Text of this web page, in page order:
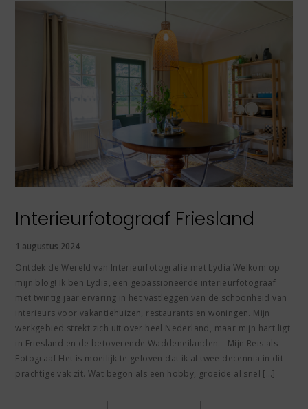
Interieurfotograaf Friesland
1 augustus 2024
Ontdek de Wereld van Interieurfotografie met Lydia Welkom op
mijn blog! Ik ben Lydia, een gepassioneerde interieurfotograaf
met twintig jaar ervaring in het vastleggen van de schoonheid van
interieurs voor vakantiehuizen, restaurants en woningen. Mijn
werkgebied strekt zich uit over heel Nederland, maar mijn hart ligt
in Friesland en de betoverende Waddeneilanden. Mijn Reis als
Fotograaf Het is moeilijk te geloven dat ik al twee decennia in dit
prachtige vak zit. Wat begon als een hobby, groeide al snel […]